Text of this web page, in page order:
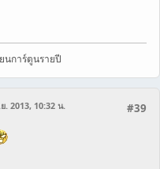
นการ์ตูนรายปี
#39
. 2013, 10:32 น.